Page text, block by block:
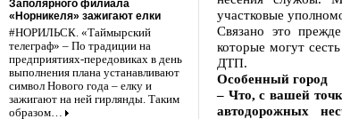
Заполярного филиала
«Норникеля» зажигают елки
#НОРИЛЬСК. «Таймырский
телеграф» – По традиции на
предприятиях-передовиках в день
выполнения плана устанавливают
символ Нового года – елку и
зажигают на ней гирлянды. Таким
образом…
участковые
Связано это
которые могут
ДТП.
Особенный город
– Что, с вашей
автодорожных